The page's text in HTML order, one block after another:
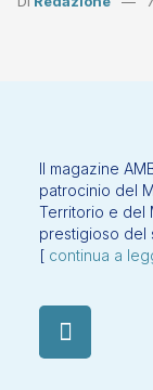
Il magazine
patrocinio del
Territorio e del
prestigioso del
[ continua a